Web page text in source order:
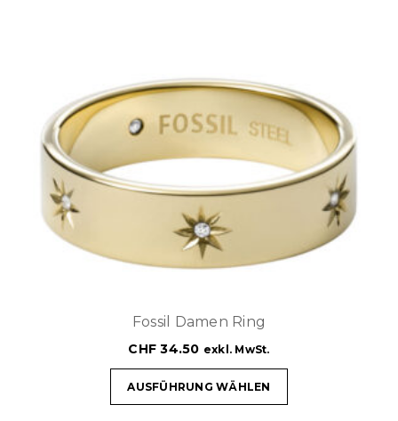
Fossil Damen Ring
CHF 34.50 exkl. MwSt.
AUSFÜHRUNG WÄHLEN